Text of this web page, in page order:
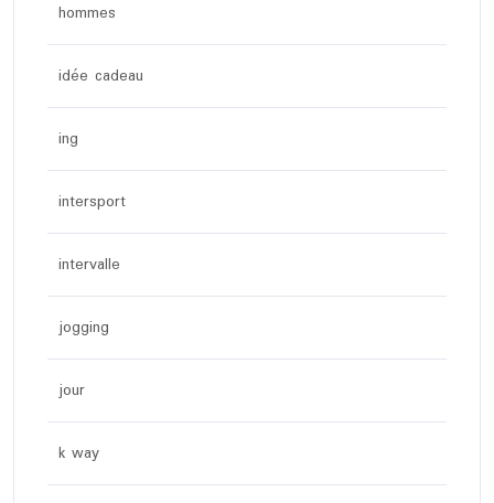
hommes
idée cadeau
ing
intersport
intervalle
jogging
jour
k way